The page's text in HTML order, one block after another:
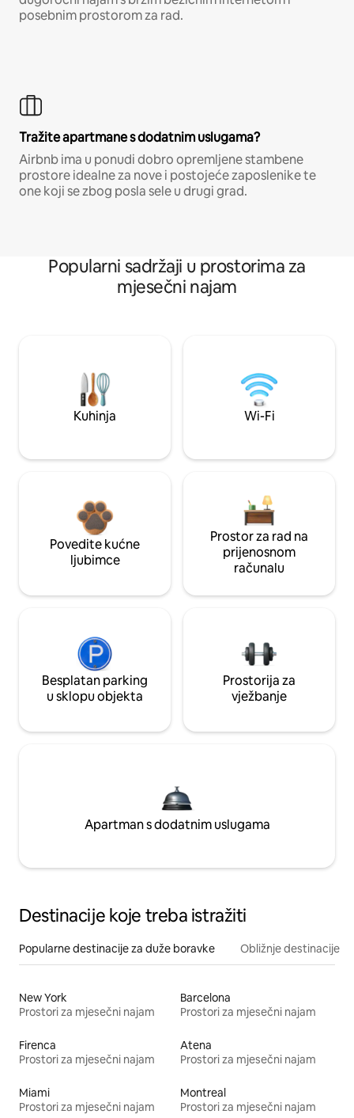
posebnim prostorom za rad.
Tražite apartmane s dodatnim uslugama?
Airbnb ima u ponudi dobro opremljene stambene
prostore idealne za nove i postojeće zaposlenike te
one koji se zbog posla sele u drugi grad.
Popularni sadržaji u prostorima za
mjesečni najam
Kuhinja Wi-Fi
Povedite kućne
ljubimce
Prostor za rad na
prijenosnom
računalu
Besplatan parking
u sklopu objekta
Prostorija za
vježbanje
Apartman s dodatnim uslugama
Destinacije koje treba istražiti
Popularne destinacije za duže boravke Obližnje destinacije
New York
Prostori za mjesečni najam
Barcelona
Prostori za mjesečni najam
Firenca
Prostori za mjesečni najam
Atena
Prostori za mjesečni najam
Miami
Prostori za mjesečni najam
Montreal
Prostori za mjesečni najam